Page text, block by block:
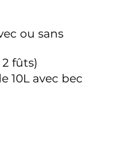
ou sans
2 fûts)
10L avec bec